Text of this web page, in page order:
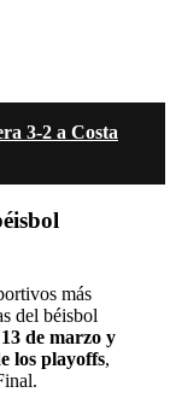
3-2 a Costa
más
del béisbol
13 de marzo y
los playoffs,